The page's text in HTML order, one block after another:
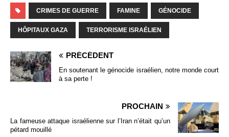
CRIMES DE GUERRE FAMINE GÉNOCIDE
HÔPITAUX GAZA TERRORISME ISRAÉLIEN
PRÉCÉDENT
En soutenant le génocide israélien, notre monde court
à sa perte !
PROCHAIN
La fameuse attaque israélienne sur l’Iran n’était qu’un
pétard mouillé